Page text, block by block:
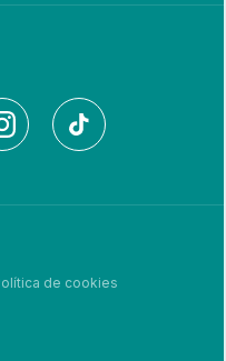
de cookies